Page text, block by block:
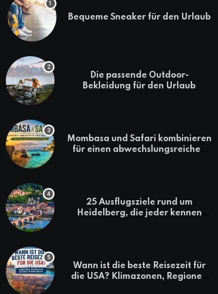
Bequeme Sneaker für den Urlaub
Die passende Outdoor-
Bekleidung für den Urlaub
Mombasa und Safari kombinieren
für einen abwechslungsreichen
25 Ausflugsziele rund um
Heidelberg, die jeder kennen
Wann ist die beste Reisezeit für
die USA? Klimazonen, Regionen